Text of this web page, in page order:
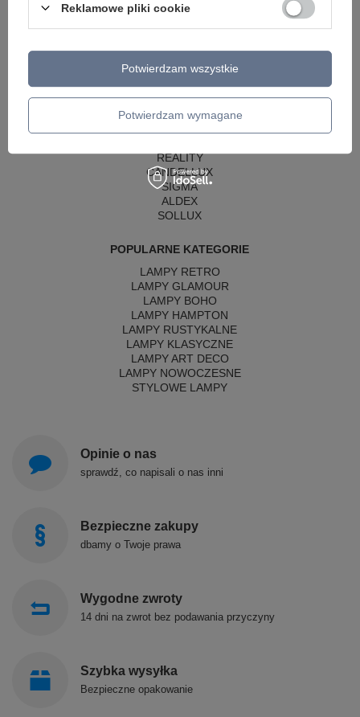
GIRLANDY OGRODOWE
KINKIETY OGRODOWE
PRODUCENCI
AZZARDO
ITALUX
REALITY
CANDELLUX
SIGMA
ALDEX
SOLLUX
POPULARNE KATEGORIE
LAMPY RETRO
LAMPY GLAMOUR
LAMPY BOHO
LAMPY HAMPTON
LAMPY RUSTYKALNE
LAMPY KLASYCZNE
LAMPY ART DECO
LAMPY NOWOCZESNE
STYLOWE LAMPY
Opinie o nas
sprawdź, co napisali o nas inni
Bezpieczne zakupy
dbamy o Twoje prawa
Wygodne zwroty
14 dni na zwrot bez podawania przyczyny
Szybka wysyłka
Bezpieczne opakowanie
Reklamowe pliki cookie
Potwierdzam wymagane
Potwierdzam wszystkie